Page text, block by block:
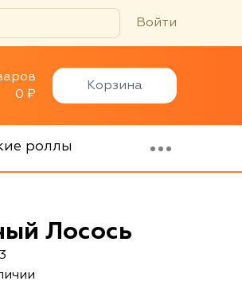
Войти
0 ₽
Корзина
роллы
Лосось